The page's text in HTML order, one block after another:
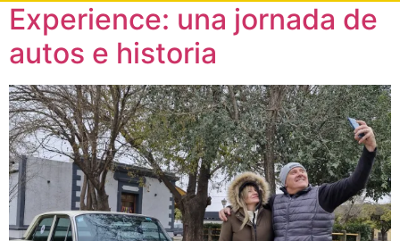
Experience: una jornada de
autos e historia